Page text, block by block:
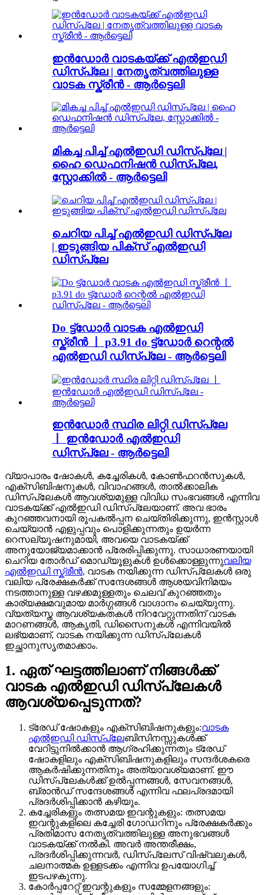
ഇൻഡോർ വാടകയ്ക്ക് എൽഇഡി
ഡിസ്പ്ലേ | നേതൃത്വത്തിലുള്ള
വാടക സ്ക്രീൻ - ആർട്ടെലി
മികച്ച പിച്ച് എൽഇഡി ഡിസ്പ്ലേ |
ഹൈ ഡെഫനിഷൻ ഡിസ്പ്ലേ,
സ്റ്റോക്കിൽ - ആർട്ടെലി
ചെറിയ പിച്ച് എൽഇഡി ഡിസ്പ്ലേ
| ഇടുങ്ങിയ പിക്സ് എൽഇഡി
ഡിസ്പ്ലേ
Do ട്ട്ഡോർ വാടക എൽഇഡി
സ്ക്രീൻ 丨 p3.91 do ട്ട്ഡോർ റെന്റൽ
എൽഇഡി ഡിസ്പ്ലേ - ആർട്ടെലി
ഇൻഡോർ സ്ഥിര ലിറ്റി ഡിസ്പ്ലേ
丨 ഇൻഡോർ എൽഇഡി
ഡിസ്പ്ലേ - ആർട്ടെലി
വ്യാപാരം ഷോകൾ, കച്ചേരികൾ, കോൺഫറൻസുകൾ,
എക്സിബിഷനുകൾ, വിവാഹങ്ങൾ, താൽക്കാലിക
ഡിസ്പ്ലേകൾ ആവശ്യമുള്ള വിവിധ സംഭവങ്ങൾ എന്നിവ
വാടകയ്ക്ക് എൽഇഡി ഡിസ്പ്ലേയാണ്. അവ ഭാരം
കുറഞ്ഞവനായി രൂപകൽപ്പന ചെയ്തിരിക്കുന്നു, ഇൻസ്റ്റാൾ
ചെയ്യാൻ എളുപ്പവും പൊളിക്കുന്നതും ഉയർന്ന
റെസല്യൂഷനുമായി, അവയെ വാടകയ്ക്ക്
അനുയോജ്യമാക്കാൻ പ്രേരിപ്പിക്കുന്നു. സാധാരണയായി
ചെറിയ തോർഡ് മൊഡ്യൂളുകൾ ഉൾക്കൊള്ളുന്നുവലിയ
എൽഇഡി സ്ക്രീൻ, വാടക നയിക്കുന്ന ഡിസ്പ്ലേകൾ ഒരു
വലിയ പ്രേക്ഷകർക്ക് സന്ദേശങ്ങൾ ആശയവിനിമയം
നടത്താനുള്ള വഴക്കമുള്ളതും ചെലവ് കുറഞ്ഞതും
കാര്യക്ഷമവുമായ മാർഗ്ഗങ്ങൾ വാഗ്ദാനം ചെയ്യുന്നു.
വ്യത്യസ്ത ആവശ്യകതകൾ നിറവേറ്റുന്നതിന് വാടക
മാറണങ്ങൾ, ആകൃതി, ഡിസൈനുകൾ എന്നിവയിൽ
ലഭ്യമാണ്, വാടക നയിക്കുന്ന ഡിസ്പ്ലേകൾ
ഇച്ഛാനുസൃതമാക്കാം.
1. ഏത് ഘട്ടത്തിലാണ് നിങ്ങൾക്ക്
വാടക എൽഇഡി ഡിസ്പ്ലേകൾ
ആവശ്യപ്പെടുന്നത്?
ട്രേഡ് ഷോകളും എക്സിബിഷനുകളും:വാടക
എൽഇഡി ഡിസ്പ്ലേബിസിനസ്സുകൾക്ക്
വേറിട്ടുനിൽക്കാൻ ആഗ്രഹിക്കുന്നതും ട്രേഡ്
ഷോകളിലും എക്സിബിഷനുകളിലും സന്ദർശകരെ
ആകർഷിക്കുന്നതിനും അത്യാവശ്യമാണ്. ഈ
ഡിസ്പ്ലേകൾക്ക് ഉൽപ്പന്നങ്ങൾ, സേവനങ്ങൾ,
ബ്രാൻഡ് സന്ദേശങ്ങൾ എന്നിവ ഫലപ്രദമായി
പ്രദർശിപ്പിക്കാൻ കഴിയും.
കച്ചേരികളും തത്സമയ ഇവന്റുകളും: തത്സമയ
ഇവന്റുകളിലെ കച്ചേരി ഗോഡറിനും പ്രേക്ഷകർക്കും
പ്രതിമാസ നേതൃത്വത്തിലുള്ള അനുഭവങ്ങൾ
വാടകയ്ക്ക് നൽകി. അവർ അന്തരീക്ഷം,
പ്രദർശിപ്പിക്കുന്നവർ, ഡിസ്പ്ലേസ് വിഷ്വലുകൾ,
ചലനാത്മക ഉള്ളടക്കം എന്നിവ ഉപയോഗിച്ച്
ഇടപഴകുന്നു.
കോർപ്പറേറ്റ് ഇവന്റുകളും സമ്മേളനങ്ങളും: